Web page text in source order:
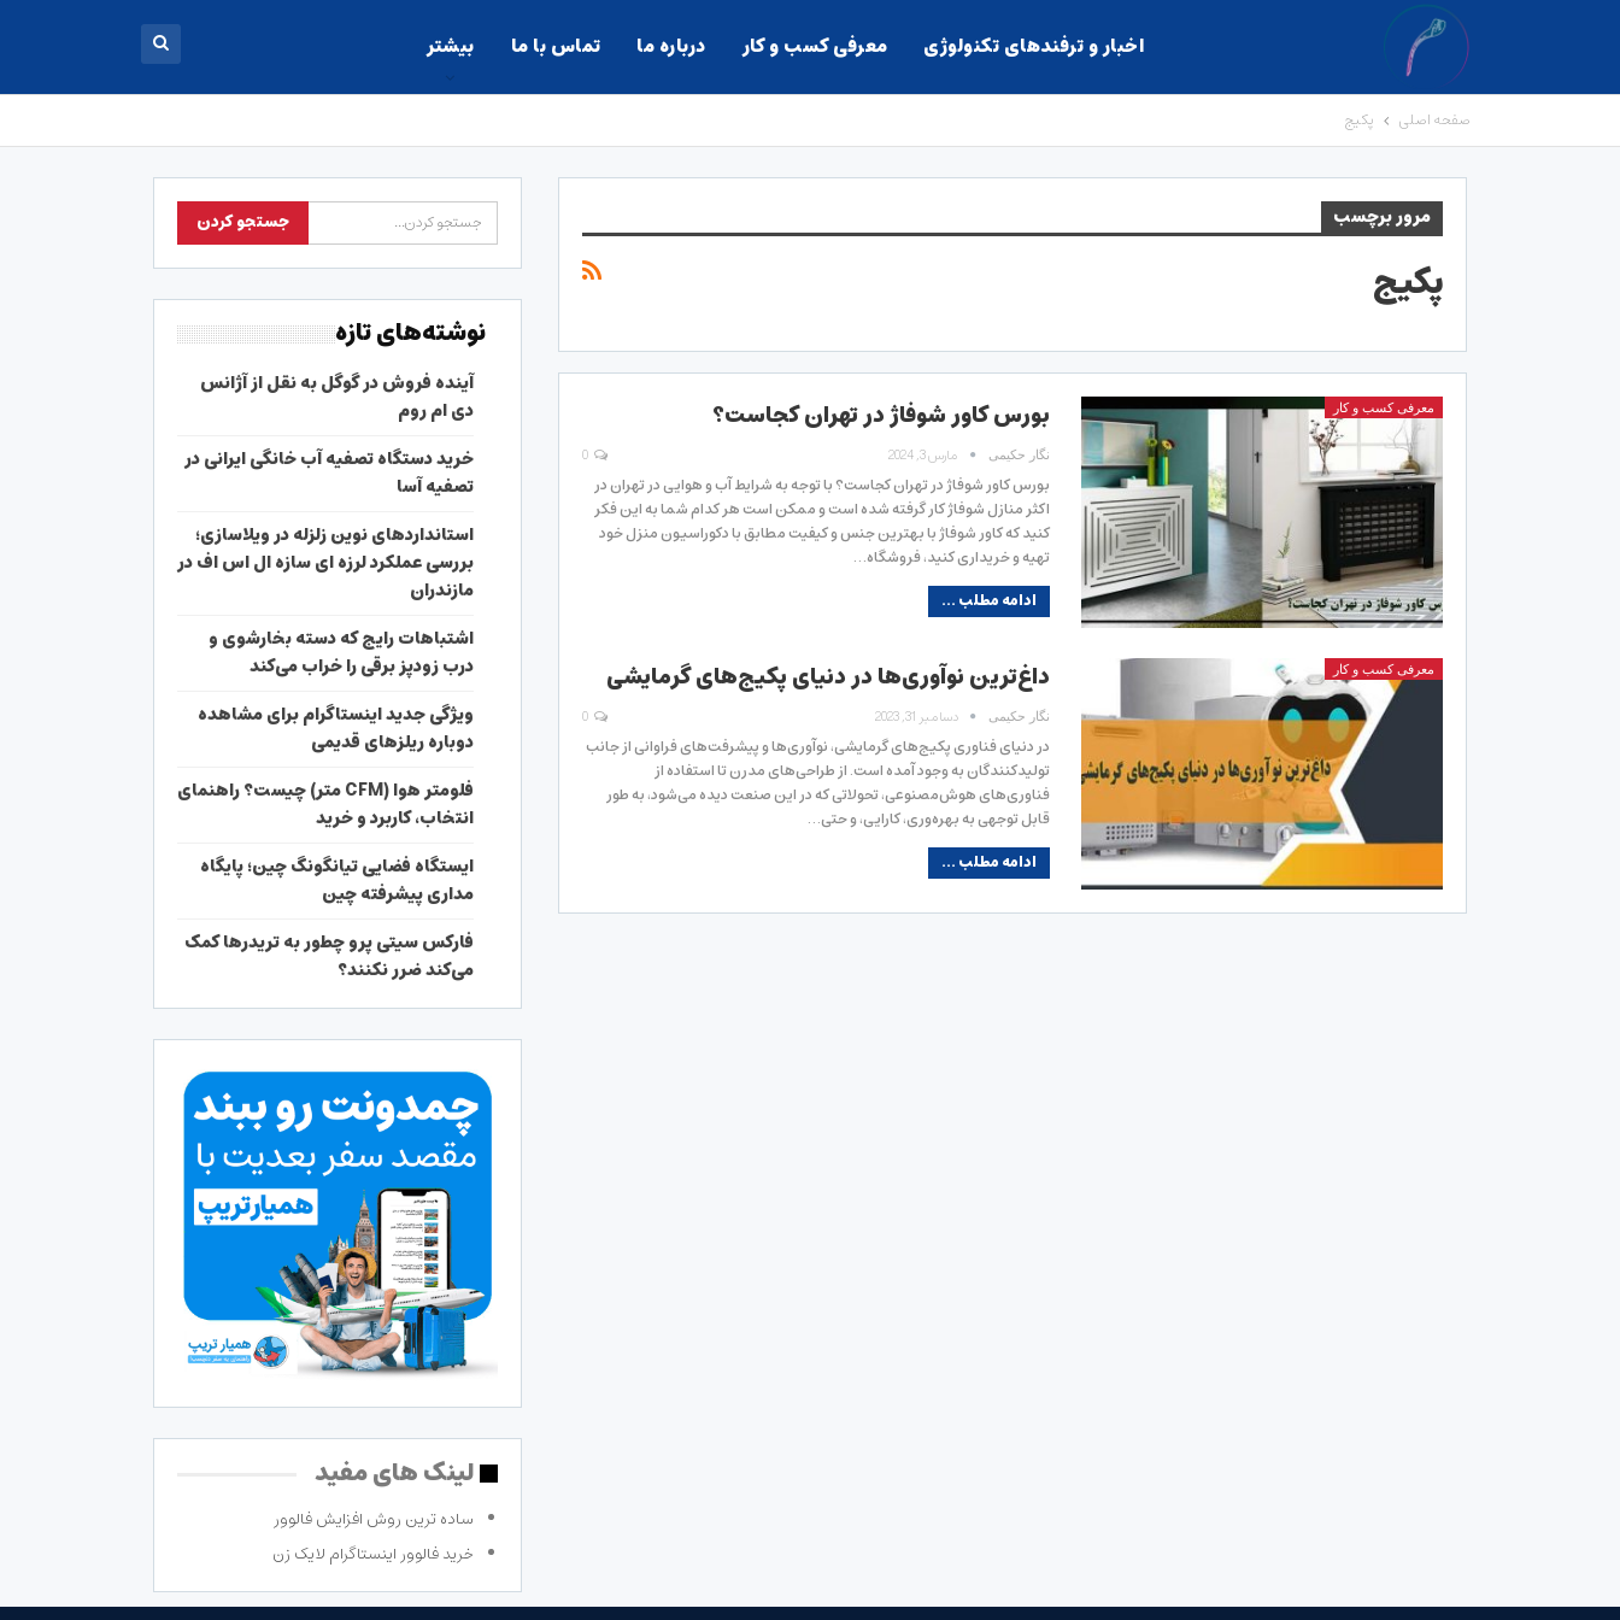
اخبار و ترفندهای تکنولوژی معرفی کسب و کار درباره ما تماس با ما بیشتر
صفحه اصلی پکیج
مرور برچسب
پکیج
معرفی کسب و کار بورس کاور شوفاژ در تهران کجاست؟
نگار حکیمی مارس 3, 2024
بورس کاور شوفاژ در تهران کجاست؟ با توجه به شرایط آب و هوایی در تهران در
اکثر منازل شوفاژ کار گرفته شده است و ممکن است هر کدام شما به این فکر
کنید که کاور شوفاژ با بهترین جنس و کیفیت مطابق با دکوراسیون منزل خود
تهیه و خریداری کنید، فروشگاه…
ادامه مطلب ...
معرفی کسب و کار داغ‌ترین نوآوری‌ها در دنیای پکیج‌های گرمایشی
نگار حکیمی دسامبر 31, 2023
در دنیای فناوری پکیج‌های گرمایشی، نوآوری‌ها و پیشرفت‌های فراوانی از جانب
تولیدکنندگان به وجود آمده است. از طراحی‌های مدرن تا استفاده از
فناوری‌های هوش‌مصنوعی، تحولاتی که در این صنعت دیده می‌شود، به طور
قابل توجهی به بهره‌وری، کارایی، و حتی…
ادامه مطلب ...
نوشته‌های تازه
آینده فروش در گوگل به نقل از آژانس
دی ام روم
خرید دستگاه تصفیه آب خانگی ایرانی در
تصفیه آسا
استانداردهای نوین زلزله در ویلاسازی؛
بررسی عملکرد لرزه ای سازه ال اس اف در
مازندران
اشتباهات رایج که دسته بخارشوی و
درب زودپز برقی را خراب می‌کند
ویژگی جدید اینستاگرام برای مشاهده
دوباره ریلزهای قدیمی
فلومتر هوا (CFM متر) چیست؟ راهنمای
انتخاب، کاربرد و خرید
ایستگاه فضایی تیانگونگ چین؛ پایگاه
مداری پیشرفته چین
فارکس سیتی پرو چطور به تریدرها کمک
می‌کند ضرر نکنند؟
لینک های مفید
ساده ترین روش افزایش فالوور
خرید فالوور اینستاگرام لایک زن